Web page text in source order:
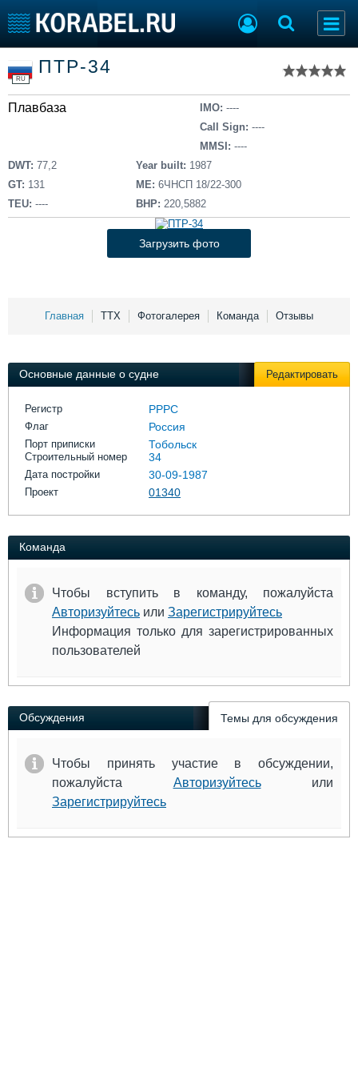
Тип судна
Добавить судно
Добавить проект
Последние 100
Пульс
Новости
Компании
Репутация
Торговая площадка
Доска объявлений
Продажа флота
Оборудование
Изделия
Материалы
Услуги
Выставки и семинары
Личности
Словарь
Галерея флота
Форум
RU
ПТР-34
Плавбаза IMO: ----
Call Sign: ----
MMSI: ----
DWT: 77,2
GT: 131
TEU: ----
Year built: 1987
ME: 6ЧНСП 18/22-300
BHP: 220,5882
Загрузить фото
Главная ТТХ Фотогалерея Команда Отзывы
Основные данные о судне Редактировать
Регистр РРРС
Флаг Россия
Порт приписки Тобольск
Строительный номер 34
Дата постройки 30-09-1987
Проект 01340
Команда
Чтобы вступить в команду, пожалуйста
Авторизуйтесь или Зарегистрируйтесь
Информация только для зарегистрированных
пользователей
Обсуждения Темы для обсуждения
Чтобы принять участие в обсуждении,
пожалуйста Авторизуйтесьили
Зарегистрируйтесь